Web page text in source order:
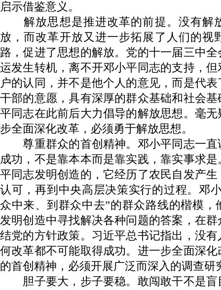
启示借鉴意义。
解放思想是推进改革的前提。没有解
放，而改革开放又进一步拓展了人们的视
路，促进了思想的解放。党的十一届三中
运发生转机，离不开邓小平同志的支持，
户的认同，并不是他个人的意见，而是代
干部的意愿，具有深厚的群众基础和社会
平同志在此前后大力倡导的解放思想。毫
步全面深化改革，必须勇于解放思想。
尊重群众的首创精神。邓小平同志一直
成功，不是靠本本而是靠实践，靠实事求
平同志发明创造的，它经历了农民自发产
认可，再到中央高层决策实行的过程。邓
众中来、到群众中去”的群众路线的楷模，
发明创造中寻找解决各种问题的答案，在
结党的方针政策。习近平总书记指出，没
何改革都不可能取得成功。进一步全面深
的首创精神，必须开展广泛而深入的调查研
胆子要大，步子要稳。敢闯敢干不是盲